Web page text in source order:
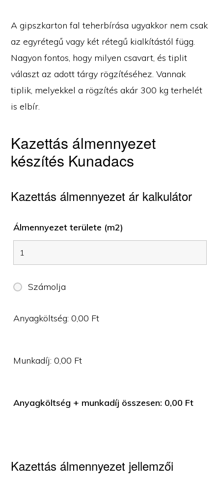
A gipszkarton fal teherbírása ugyakkor nem csak
az egyrétegű vagy két rétegű kialkítástól függ.
Nagyon fontos, hogy milyen csavart, és tiplit
választ az adott tárgy rögzítéséhez. Vannak
tiplik, melyekkel a rögzítés akár 300 kg terhelét
is elbír.
Kazettás álmennyezet
készítés Kunadacs
Kazettás álmennyezet ár kalkulátor
Álmennyezet területe (m2)
Számolja
Anyagköltség:0,00 Ft
Munkadíj:0,00 Ft
Anyagköltség + munkadíj összesen: 0,00 Ft
Kazettás álmennyezet jellemzői